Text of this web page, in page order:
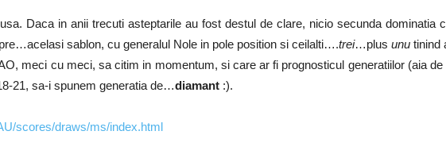
Daca in anii trecuti asteptarile au fost destul de clare, nicio secunda dominatia
sablon, cu generalul Nole in pole position si ceilalti….trei…plus unu tinind
meci cu meci, sa citim in momentum, si care ar fi prognosticul generatiilor (aia
21, sa-i spunem generatia de…diamant :).
scores/draws/ms/index.html